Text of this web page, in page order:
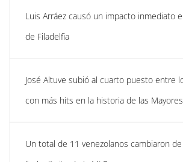
Luis Arráez causó un impacto inmediato
de Filadelfia
José Altuve subió al cuarto puesto entre
con más hits en la historia de las Mayores
Un total de 11 venezolanos cambiaron